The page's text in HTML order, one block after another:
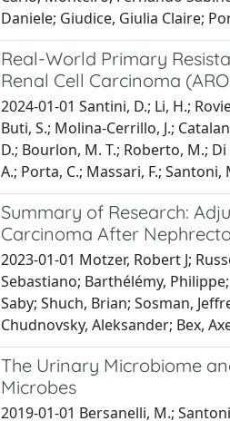
Daniele; Giudice, Giulia Claire;
Real-World Primary
Renal Cell Carcinoma
2024-01-01 Santini, D.; Li, H.;
Buti, S.; Molina-Cerrillo, J.;
D.; Bourlon, M. T.; Roberto, M.;
A.; Porta, C.; Massari, F.; Santoni,
Summary of Research:
Carcinoma After
2023-01-01 Motzer, Robert J;
Sebastiano; Barthélémy,
Saby; Shuch, Brian; Sosman,
Chudnovsky, Aleksander; Bex,
The Urinary Microbiome
Microbes
2019-01-01 Bersanelli, M.;